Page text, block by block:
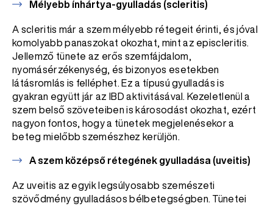
Mélyebb ínhártya-gyulladás (scleritis)
A scleritis már a szem mélyebb rétegeit érinti, és jóval
komolyabb panaszokat okozhat, mint az episcleritis.
Jellemző tünete az erős szemfájdalom,
nyomásérzékenység, és bizonyos esetekben
látásromlás is felléphet. Ez a típusú gyulladás is
gyakran együtt jár az IBD aktivitásával. Kezeletlenül a
szem belső szöveteiben is károsodást okozhat, ezért
nagyon fontos, hogy a tünetek megjelenésekor a
beteg mielőbb szemészhez kerüljön.
A szem középső rétegének gyulladása (uveitis)
Az uveitis az egyik legsúlyosabb szemészeti
szövődmény gyulladásos bélbetegségben. Tünetei